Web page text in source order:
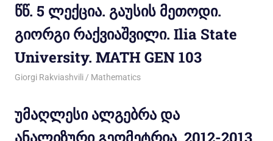
წწ. 5 ლექცია. გაუსის მეთოდი.
გიორგი რაქვიაშვილი. Ilia State
University. MATH GEN 103
02/11/2012
Giorgi Rakviashvili Mathematics
უმაღლესი ალგებრა და